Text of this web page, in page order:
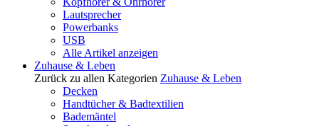
Lautsprecher
Powerbanks
USB
Alle Artikel anzeigen
Zuhause & Leben
Zurück zu allen Kategorien Zuhause & Leben
Decken
Handtücher & Badtextilien
Bademäntel